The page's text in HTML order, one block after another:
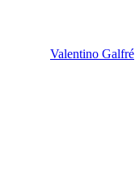
Valentino Galfré